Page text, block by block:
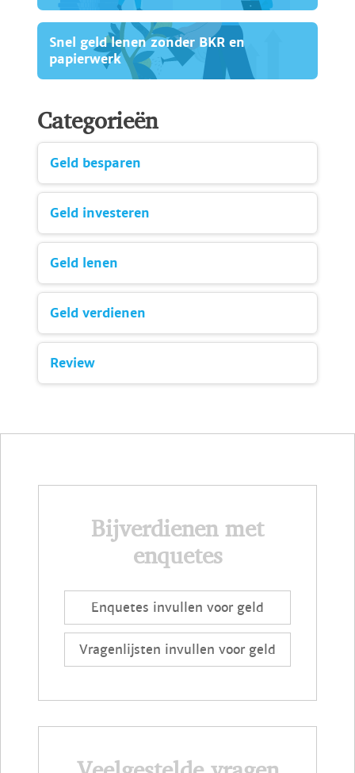
Snel geld lenen zonder BKR en
papierwerk
Categorieën
Geld besparen
Geld investeren
Geld lenen
Geld verdienen
Review
Bijverdienen met
enquetes
Enquetes invullen voor geld
Vragenlijsten invullen voor geld